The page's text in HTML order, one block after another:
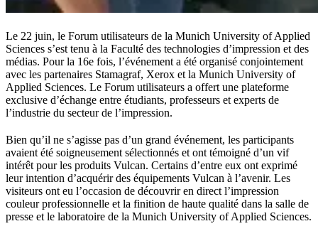
Le 22 juin, le Forum utilisateurs de la Munich University of Applied
Sciences s’est tenu à la Faculté des technologies d’impression et des
médias. Pour la 16e fois, l’événement a été organisé conjointement
avec les partenaires Stamagraf, Xerox et la Munich University of
Applied Sciences. Le Forum utilisateurs a offert une plateforme
exclusive d’échange entre étudiants, professeurs et experts de
l’industrie du secteur de l’impression.
Bien qu’il ne s’agisse pas d’un grand événement, les participants
avaient été soigneusement sélectionnés et ont témoigné d’un vif
intérêt pour les produits Vulcan. Certains d’entre eux ont exprimé
leur intention d’acquérir des équipements Vulcan à l’avenir. Les
visiteurs ont eu l’occasion de découvrir en direct l’impression
couleur professionnelle et la finition de haute qualité dans la salle de
presse et le laboratoire de la Munich University of Applied Sciences.